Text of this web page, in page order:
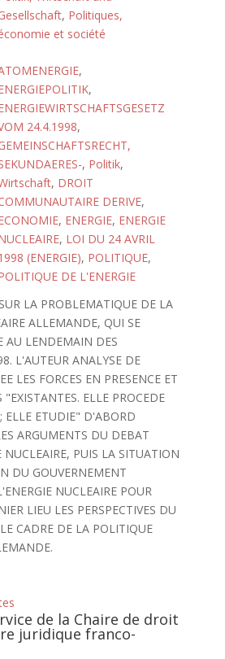
, Politiques,
et société
,
,
24.4.1998,
, Politik,
, DROIT
DERIVE,
, ENERGIE, ENERGIE
, LOI DU 24 AVRIL
(ENERGIE), POLITIQUE,
DE L'ENERGIE
LA PROBLEMATIQUE DE LA
ALLEMANDE, QUI SE
AU LENDEMAIN DES
L'AUTEUR ANALYSE DE
LES FORCES EN PRESENCE ET
ELLE PROCEDE
ELLE ETUDIE" D'ABORD
ARGUMENTS DU DEBAT
NUCLEAIRE, PUIS LA SITUATION
DU GOUVERNEMENT
NUCLEAIRE POUR
LIEU LES PERSPECTIVES DU
CADRE DE LA POLITIQUE
de la Chaire de droit
juridique franco-